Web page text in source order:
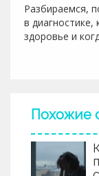
Разбираемся,
в диагностике,
здоровье и
Похожие